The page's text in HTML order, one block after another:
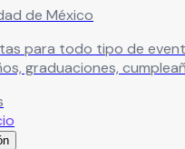
de México
para todo tipo de
graduaciones,
especial.